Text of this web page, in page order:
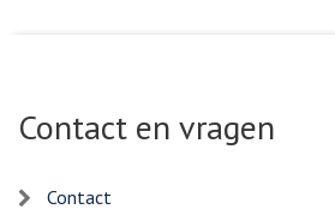
Contact en vragen
Contact